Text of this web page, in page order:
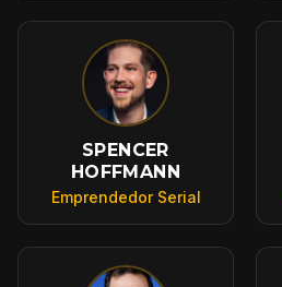
SPENCER
HOFFMANN
Emprendedor Serial